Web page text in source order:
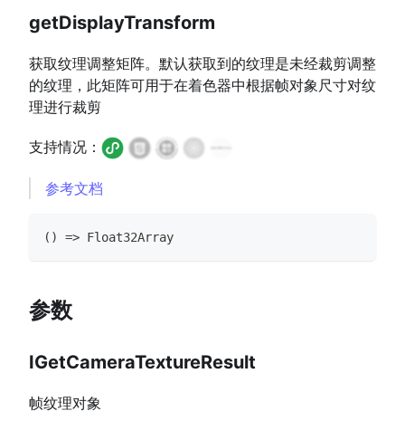
getDisplayTransform
获取纹理调整矩阵。默认获取到的纹理是未经裁剪调整
的纹理，此矩阵可用于在着色器中根据帧对象尺寸对纹
理进行裁剪
支持情况：
参考文档
( ) => Float32Array
参数
IGetCameraTextureResult
帧纹理对象